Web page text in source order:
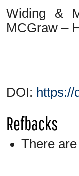
Widing &
MCGraw –
DOI: https://
Refbacks
There